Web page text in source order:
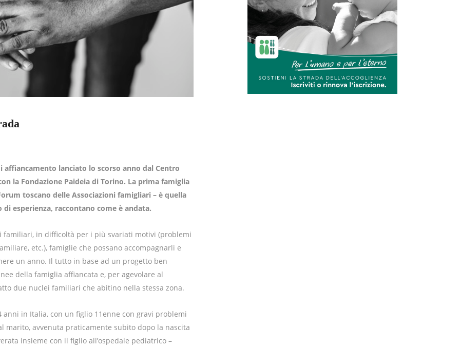
lanciato lo scorso anno dal Centro
la Fondazione Paideia di Torino. La prima famiglia
toscano delle Associazioni famigliari – è quella
esperienza, raccontano come è andata.
familiari, in difficoltà per i più svariati motivi (problemi
etc.), famiglie che possano accompagnarli e
un anno. Il tutto in base ad un progetto ben
della famiglia affiancata e, per agevolare al
due nuclei familiari che abitino nella stessa zona.
in Italia, con un figlio 11enne con gravi problemi
marito, avvenuta praticamente subito dopo la nascita
insieme con il figlio all’ospedale pediatrico –